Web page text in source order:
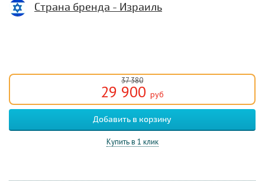
Страна бренда - Израиль
37 380
29 900 руб
Купить в 1 клик